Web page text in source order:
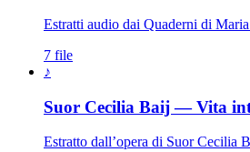
Estratti audio dai Quaderni di
7 file
♪
Suor Cecilia Baij — Vita
Estratto dall’opera di Suor Cecilia